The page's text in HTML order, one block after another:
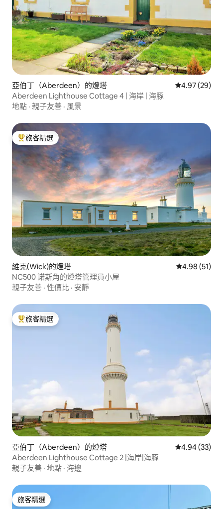
亞伯丁（Aberdeen）的燈塔 從 29 則評價
4.97 (29)
Aberdeen Lighthouse Cottage 4 | 海岸 | 海豚
地點 · 親子友善 · 風景
旅客精選榜首
旅客精選
維克(Wick)的燈塔 從 51 則評價
4.98 (51)
NC500 諾斯角的燈塔管理員小屋
親子友善 · 性價比 · 安靜
旅客精選榜首
旅客精選
亞伯丁（Aberdeen）的燈塔 從 33 則評價
4.94 (33)
Aberdeen Lighthouse Cottage 2 |海岸|海豚
親子友善 · 地點 · 海邊
旅客精選
旅客精選